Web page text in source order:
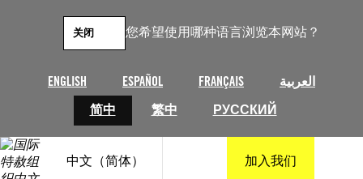
您希望使用哪种语言浏览本网站？
ENGLISH ESPAÑOL FRANÇAIS
العربية
简中
繁中 РУССКИЙ
关闭
中文（简体） 加入我们